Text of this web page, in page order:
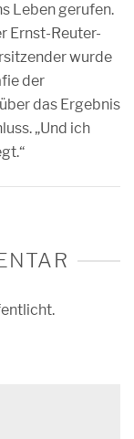
Leben gerufen.
Ernst-Reuter-
wurde
der
das Ergebnis
„Und ich